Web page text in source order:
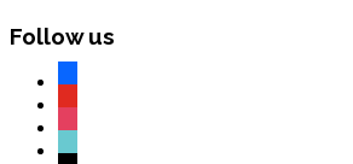
Follow us
facebook
youtube
instagram
tiktok